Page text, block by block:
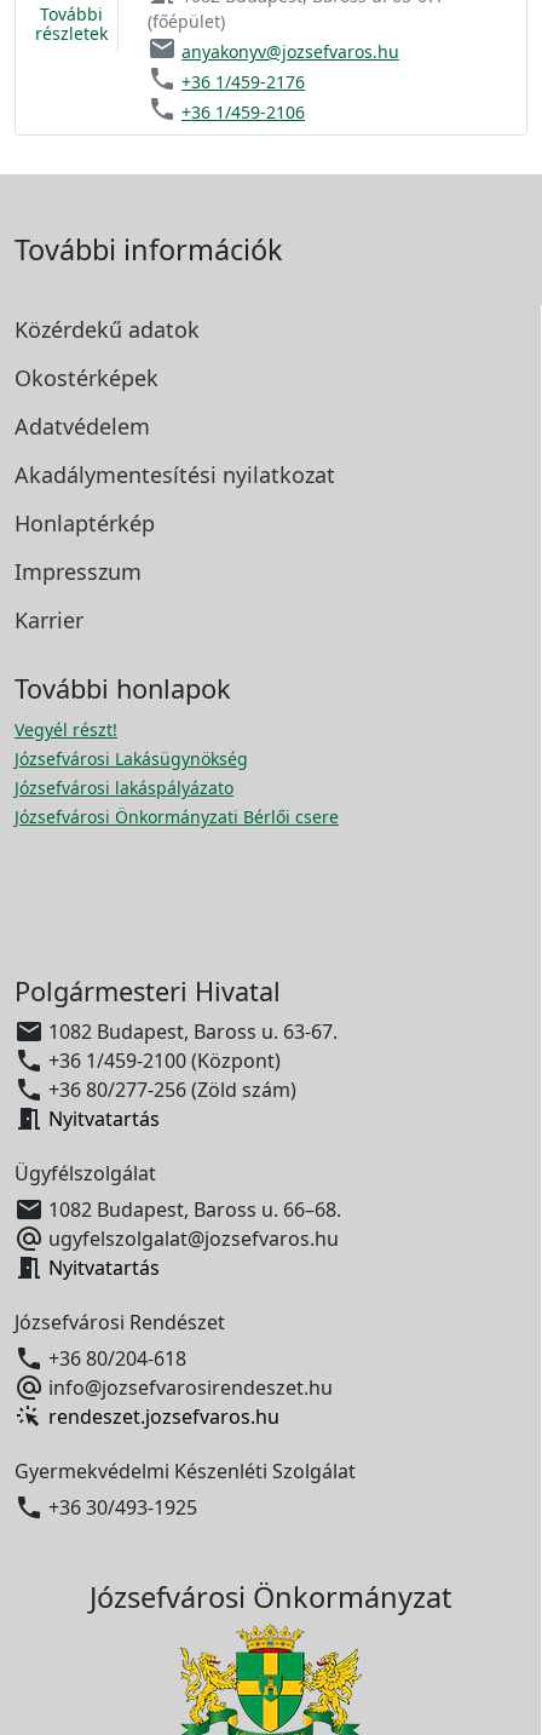
További
részletek
(főépület)
email anyakonyv@jozsefvaros.hu
phone +36 1/459-2176
phone +36 1/459-2106
További információk
Közérdekű adatok
Okostérképek
Adatvédelem
Akadálymentesítési nyilatkozat
Honlaptérkép
Impresszum
Karrier
További honlapok
Vegyél részt!
Józsefvárosi Lakásügynökség
Józsefvárosi lakáspályázato
Józsefvárosi Önkormányzati Bérlői csere
Polgármesteri Hivatal
 1082 Budapest, Baross u. 63-67.
 +36 1/459-2100 (Központ)
 +36 80/277-256 (Zöld szám)
 Nyitvatartás
Ügyfélszolgálat
 1082 Budapest, Baross u. 66–68.
 ugyfelszolgalat@jozsefvaros.hu
 Nyitvatartás
Józsefvárosi Rendészet
 +36 80/204-618
 info@jozsefvarosirendeszet.hu
rendeszet.jozsefvaros.hu
Gyermekvédelmi Készenléti Szolgálat
 +36 30/493-1925
Józsefvárosi Önkormányzat